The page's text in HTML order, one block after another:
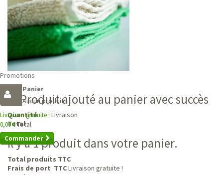
Promotions
Panier
Aucun produit
Livraison gratuite ! Livraison
0,00 €Total
Commander
Produit ajouté au panier avec succès
Quantité
Total
Il y a 1 produit dans votre panier.
Total produits TTC
Frais de port TTCLivraison gratuite !